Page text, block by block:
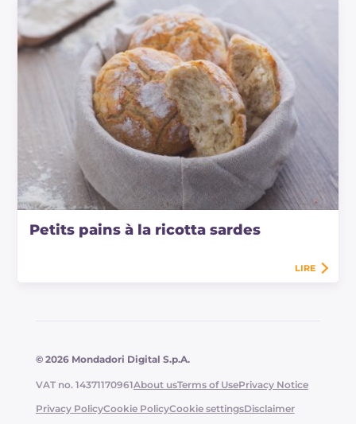
Petits pains à la ricotta sardes
LIRE
© 2026 Mondadori Digital S.p.A.
VAT no. 14371170961About usTerms of UsePrivacy Notice
Privacy PolicyCookie PolicyCookie settingsDisclaimer